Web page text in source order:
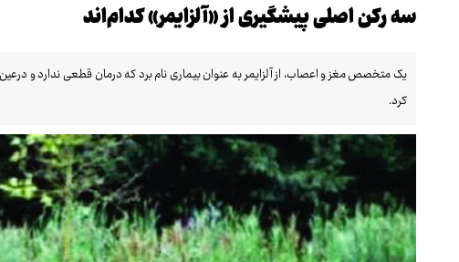
سه رکن اصلی پیشگیری از «آلزایمر» کدام‌اند
یک متخصص مغز و اعصاب، از آلزایمر به عنوان بیماری نام برد که درمان قطعی ندارد و
کرد.